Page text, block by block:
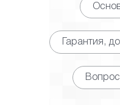
Гарантия,